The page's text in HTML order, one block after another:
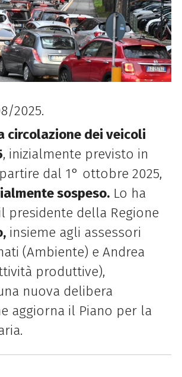
2025.
circolazione dei veicoli
, inizialmente previsto in
dal 1° ottobre 2025,
sospeso.Lo ha
presidente della Regione
insieme agli assessori
(Ambiente) e Andrea
produttive),
nuova delibera
aggiorna il Piano per la